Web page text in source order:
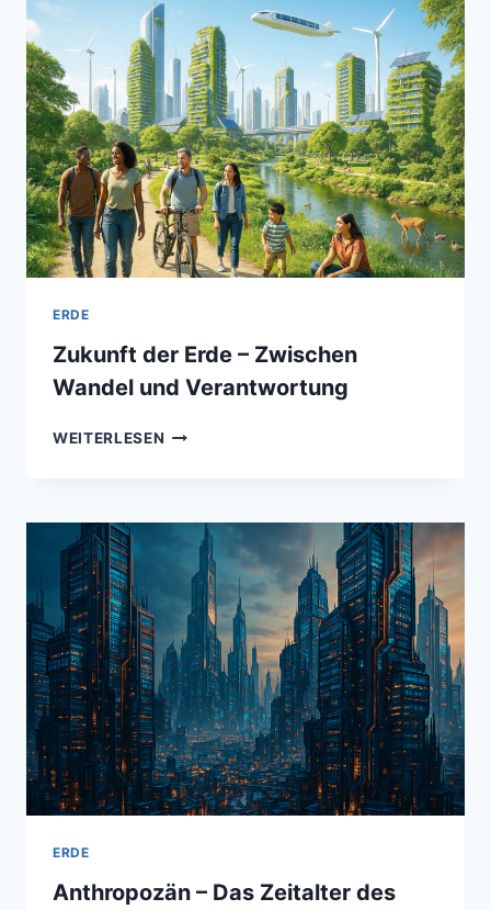
HISTORISCHER
WETTERANOMALIEN
ERDE
Zukunft der Erde – Zwischen
Wandel und Verantwortung
WEITERLESEN ZUKUNFT
ZWISCHEN
WANDEL
UND
VERANTWORTUNG
ERDE
Anthropozän – Das Zeitalter des